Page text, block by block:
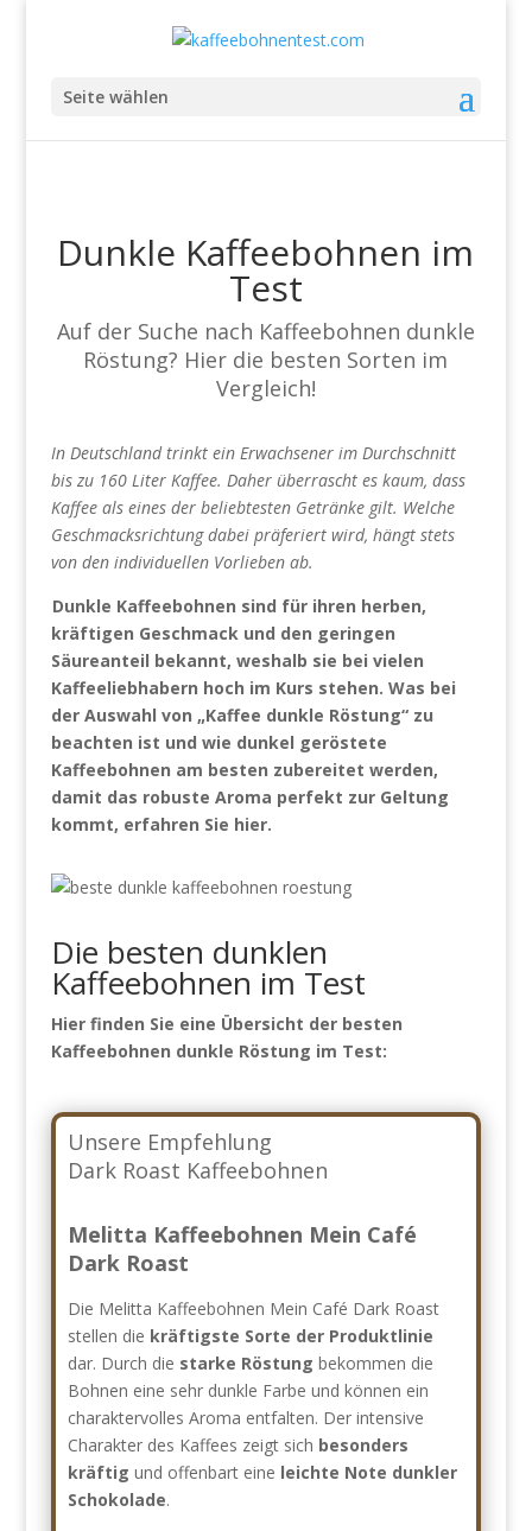
Seite wählen
Dunkle Kaffeebohnen im
Test
Auf der Suche nach Kaffeebohnen dunkle
Röstung? Hier die besten Sorten im
Vergleich!
In Deutschland trinkt ein Erwachsener im Durchschnitt
bis zu 160 Liter Kaffee. Daher überrascht es kaum, dass
Kaffee als eines der beliebtesten Getränke gilt. Welche
Geschmacksrichtung dabei präferiert wird, hängt stets
von den individuellen Vorlieben ab.
Dunkle Kaffeebohnen sind für ihren herben,
kräftigen Geschmack und den geringen
Säureanteil bekannt, weshalb sie bei vielen
Kaffeeliebhabern hoch im Kurs stehen. Was bei
der Auswahl von „Kaffee dunkle Röstung“ zu
beachten ist und wie dunkel geröstete
Kaffeebohnen am besten zubereitet werden,
damit das robuste Aroma perfekt zur Geltung
kommt, erfahren Sie hier.
Die besten dunklen
Kaffeebohnen im Test
Hier finden Sie eine Übersicht der besten
Kaffeebohnen dunkle Röstung im Test:
Unsere Empfehlung
Dark Roast Kaffeebohnen
Melitta Kaffeebohnen Mein Café
Dark Roast
Die Melitta Kaffeebohnen Mein Café Dark Roast
stellen die kräftigste Sorte der Produktlinie
dar. Durch die starke Röstung bekommen die
Bohnen eine sehr dunkle Farbe und können ein
charaktervolles Aroma entfalten. Der intensive
Charakter des Kaffees zeigt sich besonders
kräftig und offenbart eine leichte Note dunkler
Schokolade.